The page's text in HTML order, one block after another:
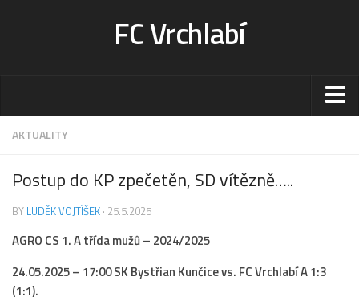
FC Vrchlabí
Stadion
Kontakt-rezervace
Ceník
Fotogalerie
Klub
AKTUALITY
Postup do KP zpečetěn, SD vítězně…..
BY LUDĚK VOJTÍŠEK · 25.5.2025
AGRO CS 1. A třída mužů – 2024/2025
24.05.2025 – 17:00 SK Bystřian Kunčice vs. FC Vrchlabí A 1:3
(1:1).